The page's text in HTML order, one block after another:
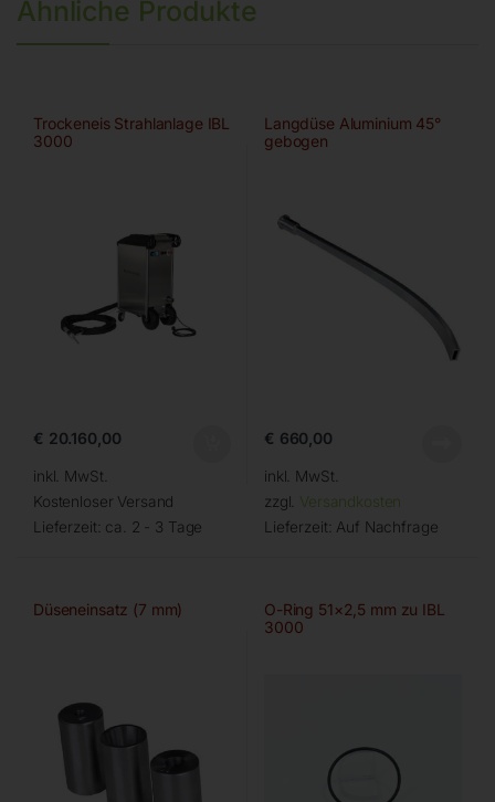
Ähnliche Produkte
Trockeneis Strahlanlage IBL
3000
€ 20.160,00
inkl. MwSt.
Kostenloser Versand
Lieferzeit: ca. 2 - 3 Tage
Langdüse Aluminium 45°
gebogen
€ 660,00
inkl. MwSt.
zzgl. Versandkosten
Lieferzeit: Auf Nachfrage
Düseneinsatz (7 mm)
O-Ring 51×2,5 mm zu IBL
3000